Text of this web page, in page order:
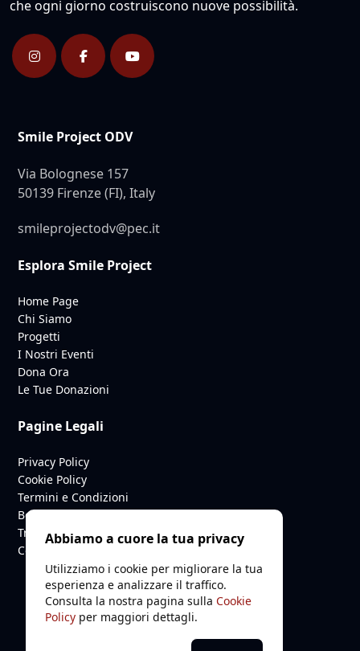
che ogni giorno costruiscono nuove possibilità.
Smile Project ODV
Via Bolognese 157
50139 Firenze (FI), Italy
smileprojectodv@pec.it
Esplora Smile Project
Home Page
Chi Siamo
Progetti
I Nostri Eventi
Dona Ora
Le Tue Donazioni
Pagine Legali
Privacy Policy
Cookie Policy
Termini e Condizioni
Benefici Fiscali
Trasparenza
Contributi Pubblici
Abbiamo a cuore la tua privacy
Utilizziamo i cookie per migliorare la tua
esperienza e analizzare il traffico.
Consulta la nostra pagina sulla Cookie
Policy per maggiori dettagli.